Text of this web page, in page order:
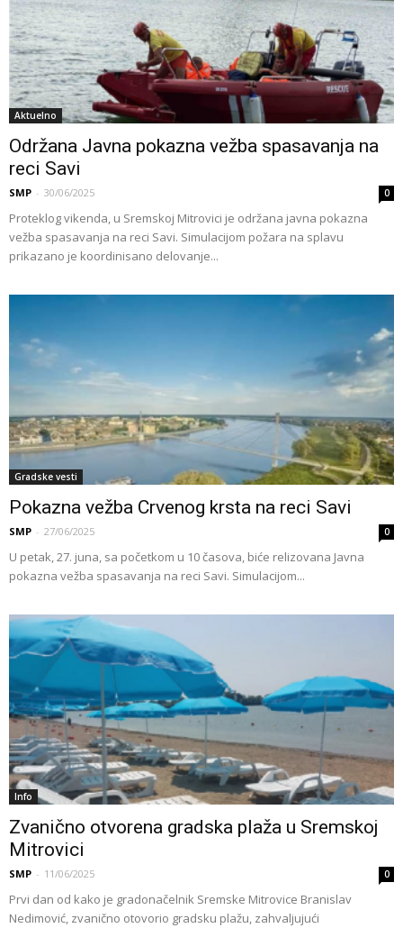
Aktuelno
Održana Javna pokazna vežba spasavanja na
reci Savi
SMP - 30/06/2025 0
Proteklog vikenda, u Sremskoj Mitrovici je održana javna pokazna
vežba spasavanja na reci Savi. Simulacijom požara na splavu
prikazano je koordinisano delovanje...
Gradske vesti
Pokazna vežba Crvenog krsta na reci Savi
SMP - 27/06/2025 0
U petak, 27. juna, sa početkom u 10 časova, biće relizovana Javna
pokazna vežba spasavanja na reci Savi. Simulacijom...
Info
Zvanično otvorena gradska plaža u Sremskoj
Mitrovici
SMP - 11/06/2025 0
Prvi dan od kako je gradonačelnik Sremske Mitrovice Branislav
Nedimović, zvanično otovorio gradsku plažu, zahvaljujući